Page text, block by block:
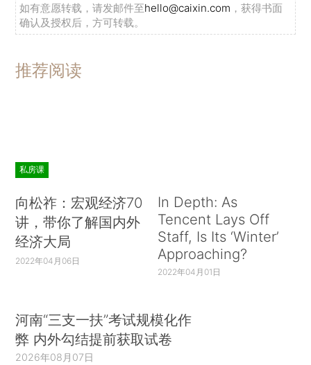
如有意愿转载，请发邮件至hello@caixin.com ，获得书面
确认及授权后，方可转载。
推荐阅读
私房课
向松祚：宏观经济70
讲，带你了解国内外
经济大局
2022年04月06日
In Depth: As
Tencent Lays Off
Staff, Is Its ‘Winter’
Approaching?
2022年04月01日
河南“三支一扶”考试规模化作
弊 内外勾结提前获取试卷
2026年08月07日